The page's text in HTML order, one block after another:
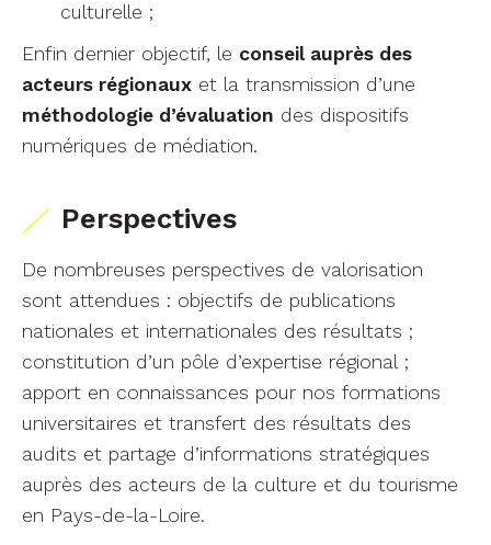
culturelle ;
Enfin dernier objectif, le conseil auprès des
acteurs régionaux et la transmission d’une
méthodologie d’évaluation des dispositifs
numériques de médiation.
Perspectives
De nombreuses perspectives de valorisation
sont attendues : objectifs de publications
nationales et internationales des résultats ;
constitution d’un pôle d’expertise régional ;
apport en connaissances pour nos formations
universitaires et transfert des résultats des
audits et partage d’informations stratégiques
auprès des acteurs de la culture et du tourisme
en Pays-de-la-Loire.